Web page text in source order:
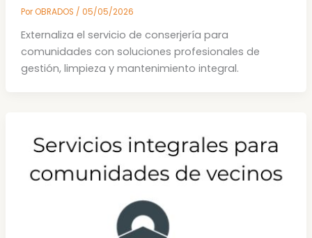
PorOBRADOS / 05/05/2026
Externaliza el servicio de conserjería para
comunidades con soluciones profesionales de
gestión, limpieza y mantenimiento integral.